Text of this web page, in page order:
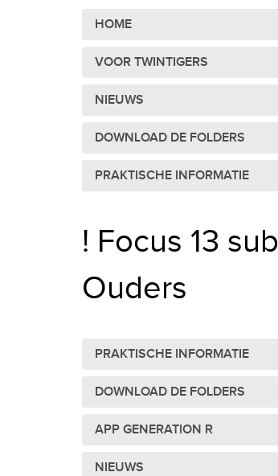
HOME
VOOR TWINTIGERS
NIEUWS
DOWNLOAD DE FOLDERS
PRAKTISCHE INFORMATIE
! Focus 13 sub
Ouders
PRAKTISCHE INFORMATIE
DOWNLOAD DE FOLDERS
APP GENERATION R
NIEUWS